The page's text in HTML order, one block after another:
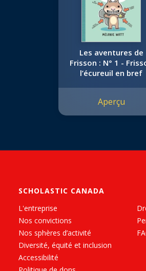
Les aventures de
Frisson : N° 1 -
l’écureuil en bref
Aperçu
SCHOLASTIC CANADA
L'entreprise
Nos convictions
Nos sphères d’activité
Diversité, équité et inclusion
Accessibilité